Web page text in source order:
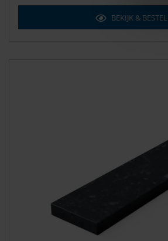
BEKIJK & BESTEL